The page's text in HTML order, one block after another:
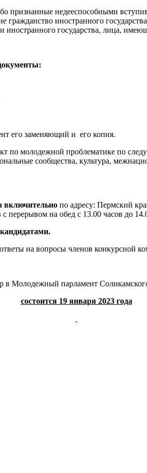
признанные недееспособными
иностранного
государства, лица,
его заменяющий и его копия.
по молодежной проблематике по
сообщества, культура,
включительно по адресу: Пермский
перерывом на обед с 13.00 часов до
на вопросы членов конкурсной
в Молодежный парламент
состоится 19 января 2023 года